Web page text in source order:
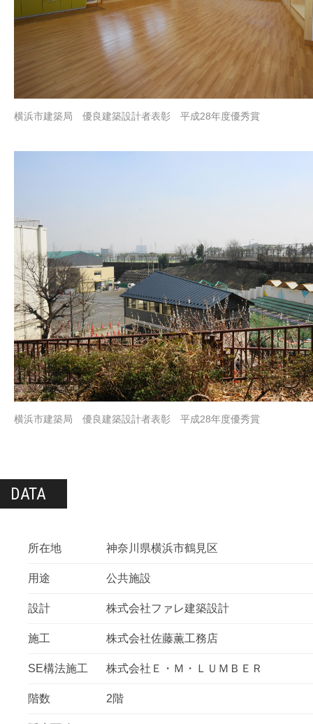
横浜市建築局 優良建築設計者表彰 平成28年度優秀賞
横浜市建築局 優良建築設計者表彰 平成28年度優秀賞
DATA
所在地 神奈川県横浜市鶴見区
用途 公共施設
設計 株式会社ファレ建築設計
施工 株式会社佐藤薫工務店
SE構法施工 株式会社Ｅ・Ｍ・ＬＵＭＢＥＲ
階数 2階